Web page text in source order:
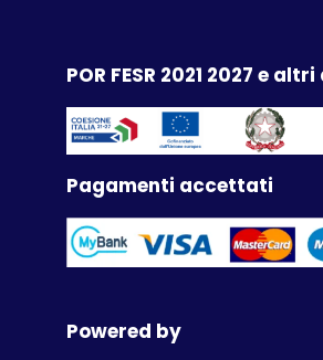
POR FESR 2021 2027 e
Pagamenti accettati
Powered by